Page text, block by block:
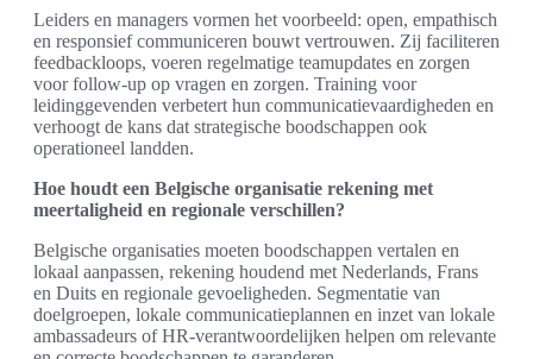
Leiders en managers vormen het voorbeeld: open, empathisch
en responsief communiceren bouwt vertrouwen. Zij faciliteren
feedbackloops, voeren regelmatige teamupdates en zorgen
voor follow-up op vragen en zorgen. Training voor
leidinggevenden verbetert hun communicatievaardigheden en
verhoogt de kans dat strategische boodschappen ook
operationeel landden.
Hoe houdt een Belgische organisatie rekening met
meertaligheid en regionale verschillen?
Belgische organisaties moeten boodschappen vertalen en
lokaal aanpassen, rekening houdend met Nederlands, Frans
en Duits en regionale gevoeligheden. Segmentatie van
doelgroepen, lokale communicatieplannen en inzet van lokale
ambassadeurs of HR-verantwoordelijken helpen om relevante